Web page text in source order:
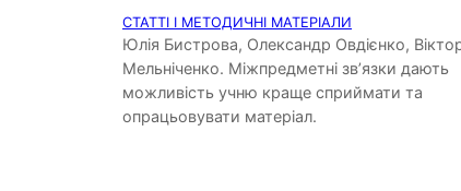
СТАТТІ І МЕТОДИЧНІ МАТЕРІАЛИ
Юлія Бистрова, Олександр Овдієнко,
Мельніченко. Міжпредметні зв’язки дають
можливість учню краще сприймати та
опрацьовувати матеріал.